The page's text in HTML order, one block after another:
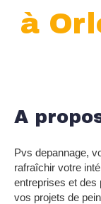
à
A
Pvs depannage,
rafraîchir votre
entreprises et des
vos projets de